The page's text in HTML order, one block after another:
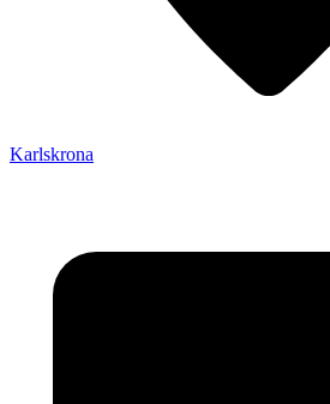
Karlskrona